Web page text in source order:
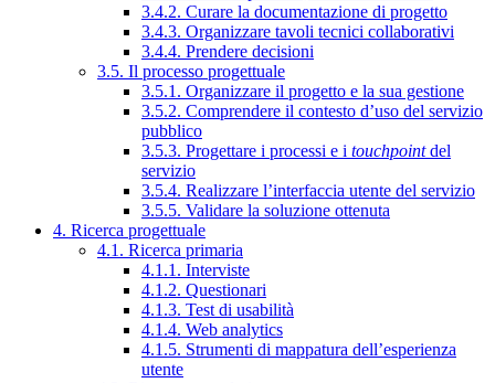
3.4.2. Curare la documentazione di progetto
3.4.3. Organizzare tavoli tecnici collaborativi
3.4.4. Prendere decisioni
3.5. Il processo progettuale
3.5.1. Organizzare il progetto e la sua gestione
3.5.2. Comprendere il contesto d’uso del servizio
pubblico
3.5.3. Progettare i processi e i touchpointdel
servizio
3.5.4. Realizzare l’interfaccia utente del servizio
3.5.5. Validare la soluzione ottenuta
4. Ricerca progettuale
4.1. Ricerca primaria
4.1.1. Interviste
4.1.2. Questionari
4.1.3. Test di usabilità
4.1.4. Web analytics
4.1.5. Strumenti di mappatura dell’esperienza
utente